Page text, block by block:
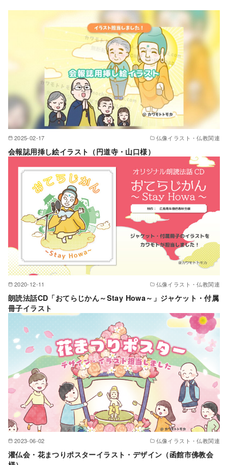
2025-02-17 仏像イラスト・仏教関連
会報誌用挿し絵イラスト（円道寺・山口様）
2020-12-11 仏像イラスト・仏教関連
朗読法話CD「おてらじかん～Stay Howa～」ジャケット・付属
冊子イラスト
2023-06-02 仏像イラスト・仏教関連
灌仏会・花まつりポスターイラスト・デザイン（函館市佛教会